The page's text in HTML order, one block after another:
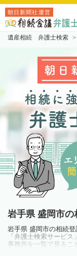
朝日新聞社運営
遺産相続 弁護士検索
岩手県 盛岡市
岩手県 盛岡市の相続
「弁護士検索サービ
事務所を一覧で見るこ
いる方は一度近隣の弁